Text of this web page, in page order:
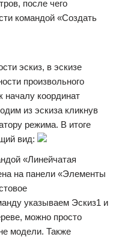
после чего
командой «Создать
эскиз, в эскизе
произвольного
началу координат
из эскиза кликнув
режима. В итоге
вид:
«Линейчатая
на панели «Элементы
указываем Эскиз1 и
можно просто
модели. Также